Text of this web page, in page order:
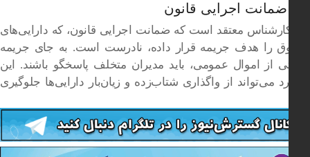
ضمانت اجرایی قانون
معتقد است که ضمانت اجرایی قانون، که دارایی‌های
را هدف جریمه قرار داده، نادرست است. به جای جریمه
از اموال عمومی، باید مدیران متخلف پاسخگو باشند. این
می‌تواند از واگذاری شتاب‌زده و زیان‌بار دارایی‌ها جلوگیری